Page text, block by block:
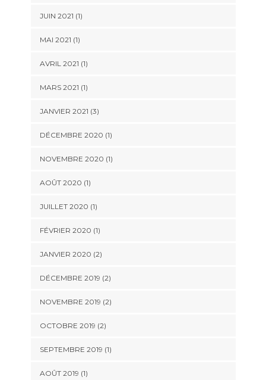
JUIN 2021 (1)
MAI 2021 (1)
AVRIL 2021 (1)
MARS 2021 (1)
JANVIER 2021 (3)
DÉCEMBRE 2020 (1)
NOVEMBRE 2020 (1)
AOÛT 2020 (1)
JUILLET 2020 (1)
FÉVRIER 2020 (1)
JANVIER 2020 (2)
DÉCEMBRE 2019 (2)
NOVEMBRE 2019 (2)
OCTOBRE 2019 (2)
SEPTEMBRE 2019 (1)
AOÛT 2019 (1)